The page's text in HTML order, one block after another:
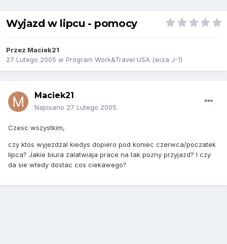
Wyjazd w lipcu - pomocy
Przez Maciek21
27 Lutego 2005 w Program Work&Travel USA (wiza J-1)
Maciek21
Napisano 27 Lutego 2005
Czesc wszystkim,
czy ktos wyjezdzal kiedys dopiero pod koniec czerwca/poczatek
lipca? Jakie biura zalatwiaja prace na tak pozny przyjazd? I czy
da sie wtedy dostac cos ciekawego?